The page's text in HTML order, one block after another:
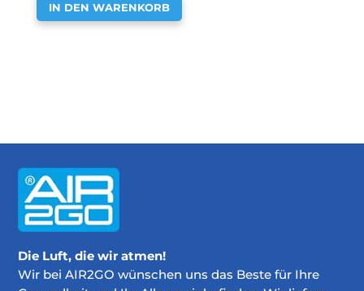
IN DEN WARENKORB
Die Luft, die wir atmen!
Wir bei AIR2GO wünschen uns das Beste für Ihre